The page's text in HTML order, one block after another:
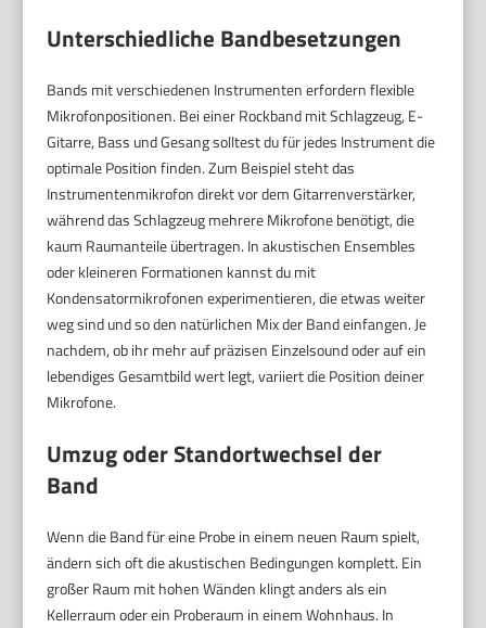
Unterschiedliche Bandbesetzungen
Bands mit verschiedenen Instrumenten erfordern flexible
Mikrofonpositionen. Bei einer Rockband mit Schlagzeug, E-
Gitarre, Bass und Gesang solltest du für jedes Instrument die
optimale Position finden. Zum Beispiel steht das
Instrumentenmikrofon direkt vor dem Gitarrenverstärker,
während das Schlagzeug mehrere Mikrofone benötigt, die
kaum Raumanteile übertragen. In akustischen Ensembles
oder kleineren Formationen kannst du mit
Kondensatormikrofonen experimentieren, die etwas weiter
weg sind und so den natürlichen Mix der Band einfangen. Je
nachdem, ob ihr mehr auf präzisen Einzelsound oder auf ein
lebendiges Gesamtbild wert legt, variiert die Position deiner
Mikrofone.
Umzug oder Standortwechsel der
Band
Wenn die Band für eine Probe in einem neuen Raum spielt,
ändern sich oft die akustischen Bedingungen komplett. Ein
großer Raum mit hohen Wänden klingt anders als ein
Kellerraum oder ein Proberaum in einem Wohnhaus. In